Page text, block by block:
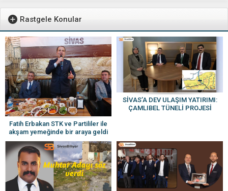
Rastgele Konular
Fatih Erbakan STK ve Partililer ile
akşam yemeğinde bir araya geldi
SİVAS’A DEV ULAŞIM YATIRIMI:
ÇAMLIBEL TÜNELİ PROJESİ